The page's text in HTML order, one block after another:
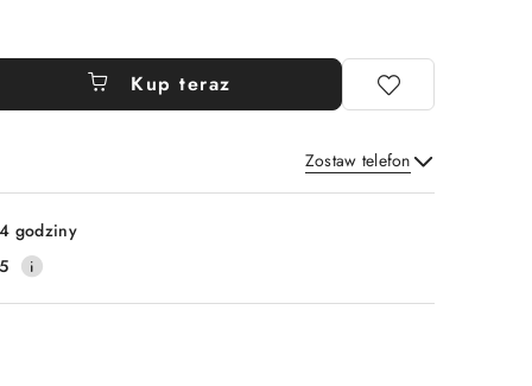
Kup teraz
Zostaw telefon
Wyślij
godziny